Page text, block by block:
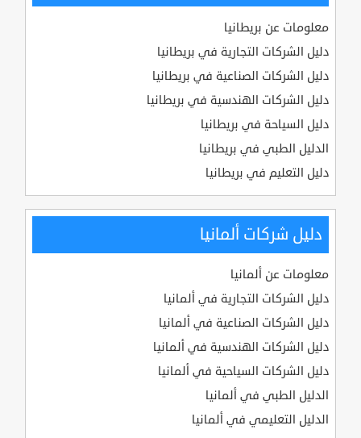
معلومات عن بريطانيا
دليل الشركات التجارية في بريطانيا
دليل الشركات الصناعية في بريطانيا
دليل الشركات الهندسية في بريطانيا
دليل السياحة في بريطانيا
الدليل الطبي في بريطانيا
دليل التعليم في بريطانيا
دليل شركات ألمانيا
معلومات عن ألمانيا
دليل الشركات التجارية في ألمانيا
دليل الشركات الصناعية في ألمانيا
دليل الشركات الهندسية في ألمانيا
دليل الشركات السياحية في ألمانيا
الدليل الطبي في ألمانيا
الدليل التعليمي في ألمانيا